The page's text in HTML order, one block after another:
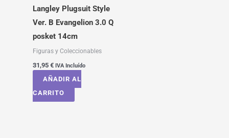
Langley Plugsuit Style
Ver. B Evangelion 3.0 Q
posket 14cm
Figuras y Coleccionables
31,95 € IVA Incluído
AÑADIR AL
CARRITO